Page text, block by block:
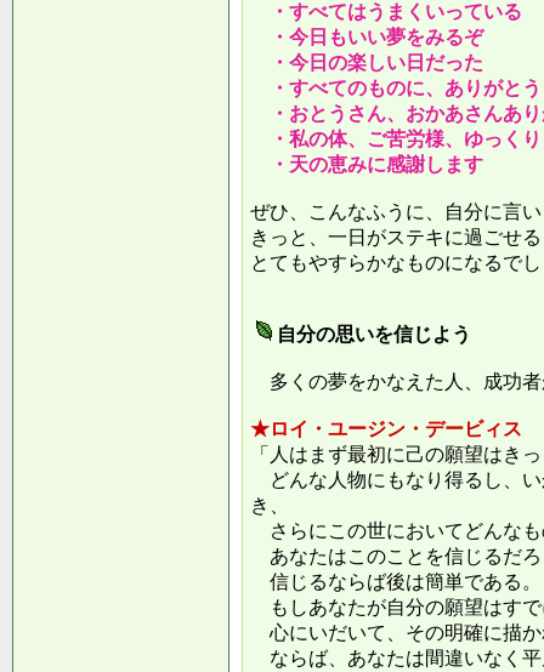
・すべてはうまくいっている
・今日もいい夢をみるぞ
・今日の楽しい日だった
・すべてのものに、ありがとう
・おとうさん、おかあさんあ
・私の体、ご苦労様、ゆっく
・天の恵みに感謝します
ぜひ、こんなふうに、自分に言
きっと、一日がステキに過ごせ
とてもやすらかなものになるで
自分の思いを信じよう
多くの夢をかなえた人、成功
★ロイ・ユージン・デービィス
「人はまず最初に己の願望はき
どんな人物にもなり得るし、
き、
さらにこの世においてどんな
あなたはこのことを信じるだ
信じるならば後は簡単である。
もしあなたが自分の願望はす
心にいだいて、その明確に描
ならば、あなたは間違いなく